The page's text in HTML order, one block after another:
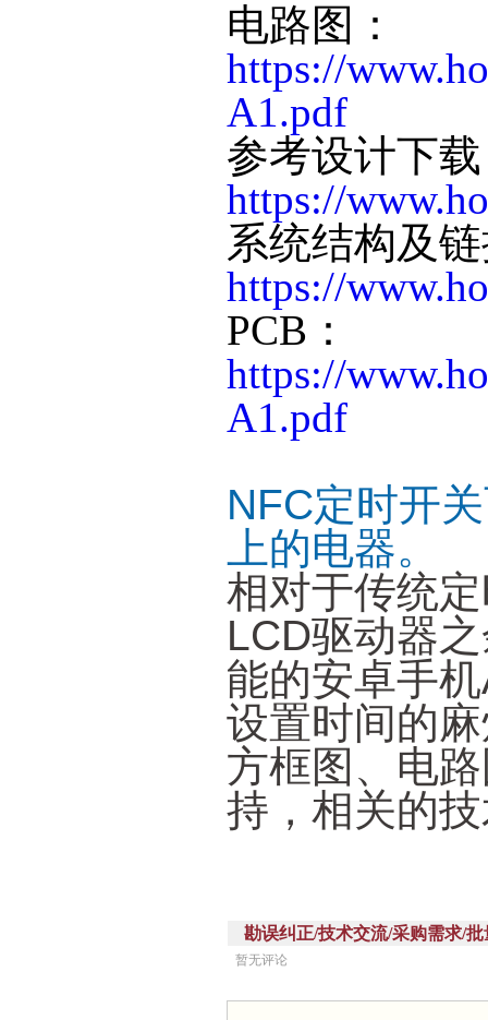
电路图：
https://
A1.pdf
参考设计下
https://
系统结构及
https://
PCB：
https://
A1.pdf
NFC定时开
上的电器。
相对于传统
LCD驱动器
能的安卓手
设置时间的
方框图、电
持，相关的
勘误纠正/技术交流/采购需求/批
暂无评论